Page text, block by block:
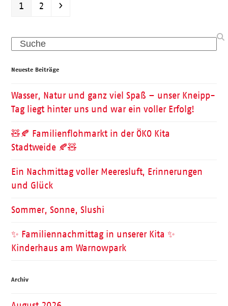
Seite
1 Seite
2 Vorwärts
Search
Neueste Beiträge
Wasser, Natur und ganz viel Spaß – unser Kneipp-
Tag liegt hinter uns und war ein voller Erfolg!
🧸🍂 Familienflohmarkt in der ÖKO Kita
Stadtweide 🍂🧸
Ein Nachmittag voller Meeresluft, Erinnerungen
und Glück
Sommer, Sonne, Slushi
✨ Familiennachmittag in unserer Kita ✨
Kinderhaus am Warnowpark
Archiv